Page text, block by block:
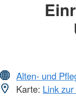
Alten- und
Karte: Link